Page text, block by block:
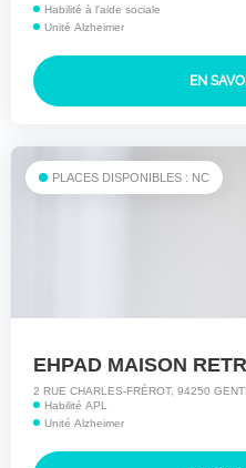
Habilité à l'aide sociale
Unité Alzheimer
EN
PLACES DISPONIBLES : NC
2 RUE CHARLES-FRÉROT, 94250
Habilité APL
Unité Alzheimer